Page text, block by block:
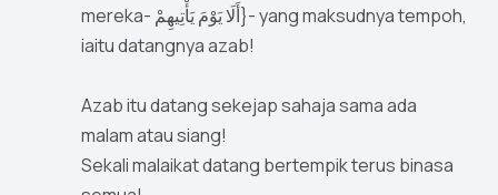
mereka- أَلَا يَوْمَ يَأْتِيهِمْ}- yang maksudnya tempoh,
iaitu datangnya azab!
Azab itu datang sekejap sahaja sama ada
malam atau siang!
Sekali malaikat datang bertempik terus binasa